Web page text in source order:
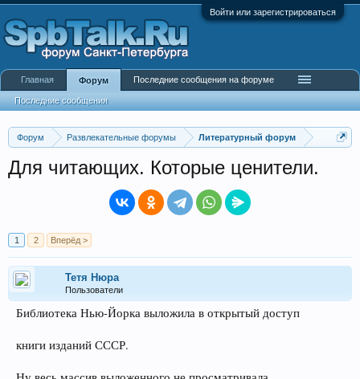
Войти или зарегистрироваться
Форум Развлекательные форумы Литературный форум
Для читающих. Которые ценители.
1 2 Вперёд >
Тетя Нюра
Пользователи
Библиотека Нью-Йорка выложила в открытый доступ
книги изданий СССР.
Главная Форум
Последние сообщения
Последние сообщения на форуме